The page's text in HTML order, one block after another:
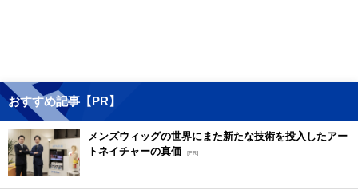
おすすめ記事【PR】
メンズウィッグの世界にまた新たな技術を投入したアー
トネイチャーの真価
[PR]